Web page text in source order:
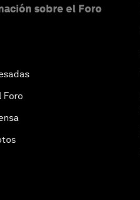
sobre el Foro
Foro